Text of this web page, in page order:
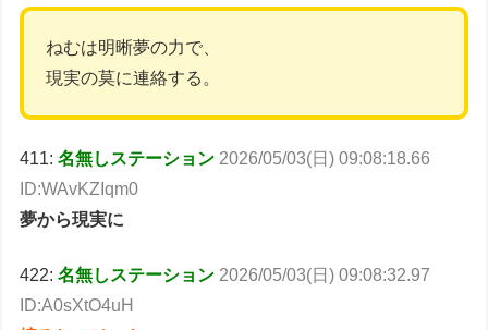
ねむは明晰夢の力で、
現実の莫に連絡する。
411:名無しステーション 2026/05/03(日) 09:08:18.66
ID:WAvKZIqm0
夢から現実に
422:名無しステーション 2026/05/03(日) 09:08:32.97
ID:A0sXtO4uH